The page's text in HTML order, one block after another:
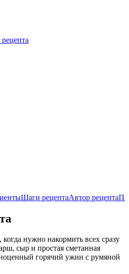
Шаги рецептаАвтор рецепта
когда нужно накормить всех сразу
сыр и простая сметанная
горячий ужин с румяной